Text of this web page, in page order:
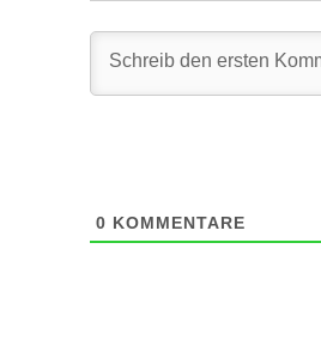
0 KOMMENTARE